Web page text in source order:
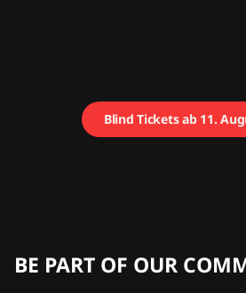
Blind Tickets ab 11.
BE PART OF OUR